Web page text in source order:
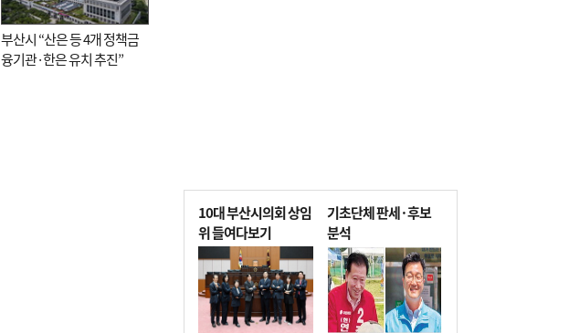
부산시 “산은 등 4개 정책금
융기관·한은 유치 추진”
10대 부산시의회 상임
위 들여다보기
기초단체 판세·후보
분석